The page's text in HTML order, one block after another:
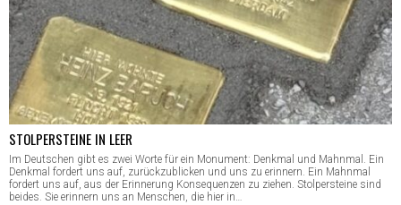
STOLPERSTEINE IN LEER
Im Deutschen gibt es zwei Worte für ein Monument: Denkmal und Mahnmal. Ein
Denkmal fordert uns auf, zurückzublicken und uns zu erinnern. Ein Mahnmal
fordert uns auf, aus der Erinnerung Konsequenzen zu ziehen. Stolpersteine sind
beides. Sie erinnern uns an Menschen, die hier in…